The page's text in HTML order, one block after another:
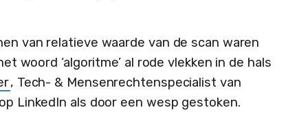
van relatieve waarde van de scan waren
woord ‘algoritme’ al rode vlekken in de hals
, Tech- & Mensenrechtenspecialist van
LinkedIn als door een wesp gestoken.